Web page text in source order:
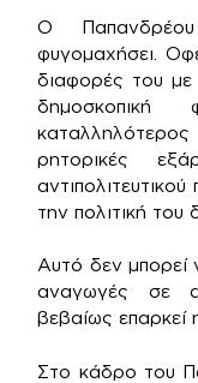
Ο
φυγομαχήσει.
διαφορές του
ρητορικές
την πολιτική
Αυτό δεν μπορεί
αναγωγές σε
βεβαίως επαρκεί
Στο κάδρο του